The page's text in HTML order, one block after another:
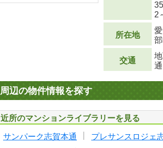
2
所在地
交通
周辺の物件情報を探す
近所のマンションライブラリーを見る
サンパーク志賀本通 プレサンスロジェ